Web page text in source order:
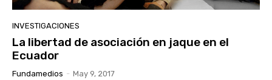
INVESTIGACIONES
La libertad de asociación en jaque en el
Ecuador
Fundamedios - May 9, 2017